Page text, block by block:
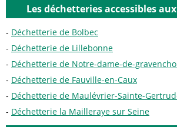
Les déchetteries accessibles
Déchetterie de Bolbec
Déchetterie de Lillebonne
Déchetterie de Notre-dame-de-
Déchetterie de Fauville-en-Caux
Déchetterie de Maulévrier-Sainte-
Déchetterie la Mailleraye sur Seine